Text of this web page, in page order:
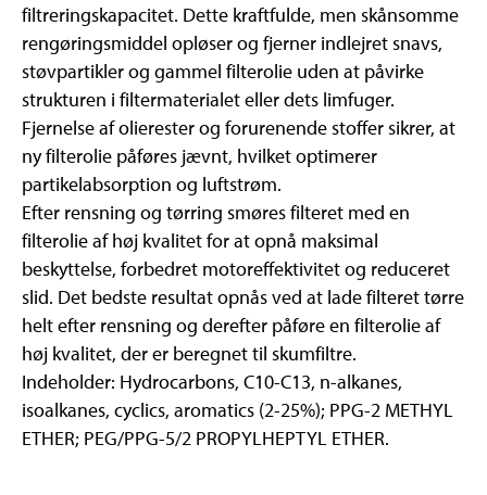
filtreringskapacitet. Dette kraftfulde, men skånsomme
rengøringsmiddel opløser og fjerner indlejret snavs,
støvpartikler og gammel filterolie uden at påvirke
strukturen i filtermaterialet eller dets limfuger.
Fjernelse af olierester og forurenende stoffer sikrer, at
ny filterolie påføres jævnt, hvilket optimerer
partikelabsorption og luftstrøm.
Efter rensning og tørring smøres filteret med en
filterolie af høj kvalitet for at opnå maksimal
beskyttelse, forbedret motoreffektivitet og reduceret
slid. Det bedste resultat opnås ved at lade filteret tørre
helt efter rensning og derefter påføre en filterolie af
høj kvalitet, der er beregnet til skumfiltre.
Indeholder: Hydrocarbons, C10-C13, n-alkanes,
isoalkanes, cyclics, aromatics (2-25%); PPG-2 METHYL
ETHER; PEG/PPG-5/2 PROPYLHEPTYL ETHER.